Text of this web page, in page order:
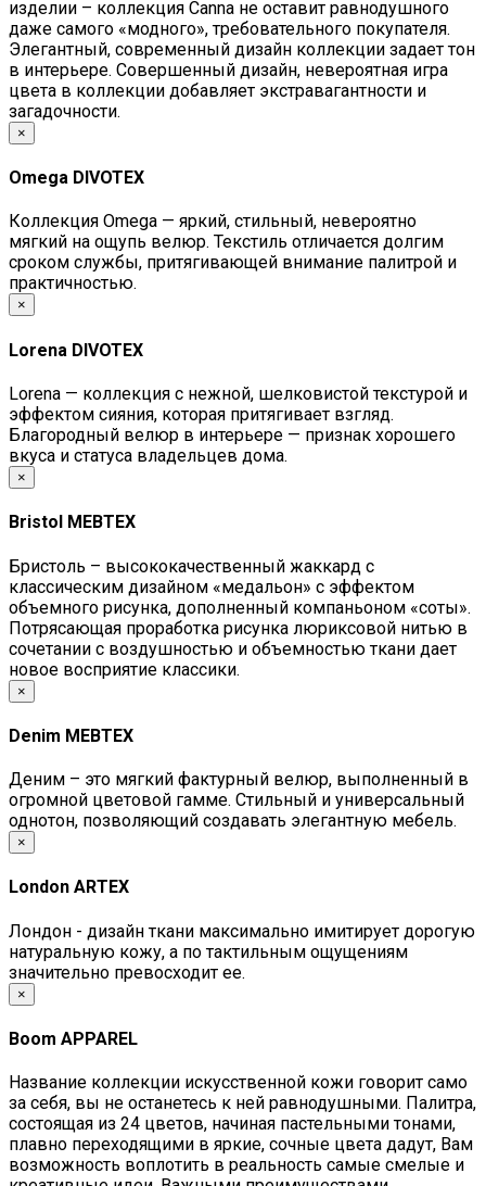
изделии – коллекция Canna не оставит равнодушного
даже самого «модного», требовательного покупателя.
Элегантный, современный дизайн коллекции задает тон
в интерьере. Совершенный дизайн, невероятная игра
цвета в коллекции добавляет экстравагантности и
загадочности.
×
Omega DIVOTEX
Коллекция Omega — яркий, стильный, невероятно
мягкий на ощупь велюр. Текстиль отличается долгим
сроком службы, притягивающей внимание палитрой и
практичностью.
×
Lorena DIVOTEX
Lorena — коллекция с нежной, шелковистой текстурой и
эффектом сияния, которая притягивает взгляд.
Благородный велюр в интерьере — признак хорошего
вкуса и статуса владельцев дома.
×
Bristol MEBTEX
Бристоль – высококачественный жаккард с
классическим дизайном «медальон» с эффектом
объемного рисунка, дополненный компаньоном «соты».
Потрясающая проработка рисунка люриксовой нитью в
сочетании с воздушностью и объемностью ткани дает
новое восприятие классики.
×
Denim MEBTEX
Деним – это мягкий фактурный велюр, выполненный в
огромной цветовой гамме. Стильный и универсальный
однотон, позволяющий создавать элегантную мебель.
×
London ARTEX
Лондон - дизайн ткани максимально имитирует дорогую
натуральную кожу, а по тактильным ощущениям
значительно превосходит ее.
×
Boom APPAREL
Название коллекции искусственной кожи говорит само
за себя, вы не останетесь к ней равнодушными. Палитра,
состоящая из 24 цветов, начиная пастельными тонами,
плавно переходящими в яркие, сочные цвета дадут, Вам
возможность воплотить в реальность самые смелые и